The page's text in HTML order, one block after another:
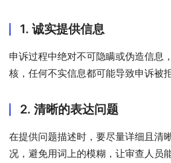
1. 诚实提供信息
申诉过程中绝对不可隐瞒或伪造信息
核，任何不实信息都可能导致申诉被拒
2. 清晰的表达问题
在提供问题描述时，要尽量详细且清
况，避免用词上的模糊，让审查人员